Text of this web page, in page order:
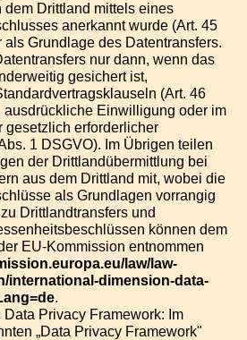
dem Drittland mittels eines
anerkannt wurde (Art. 45
als Grundlage des Datentransfers.
nur dann, wenn das
gesichert ist,
(Art. 46
ausdrückliche Einwilligung oder im
gesetzlich erforderlicher
1 DSGVO). Im Übrigen teilen
der Drittlandübermittlung bei
aus dem Drittland mit, wobei die
als Grundlagen vorrangig
Drittlandtransfers und
können dem
EU-Kommission entnommen
law/law-
international-dimension-data-
.
Privacy Framework: Im
„Data Privacy Framework"